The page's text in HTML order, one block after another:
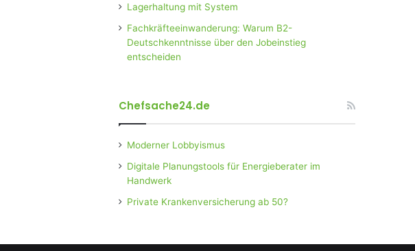
Lagerhaltung mit System
Fachkräfteeinwanderung: Warum B2-
Deutschkenntnisse über den Jobeinstieg
entscheiden
Chefsache24.de
Moderner Lobbyismus
Digitale Planungstools für Energieberater im
Handwerk
Private Krankenversicherung ab 50?